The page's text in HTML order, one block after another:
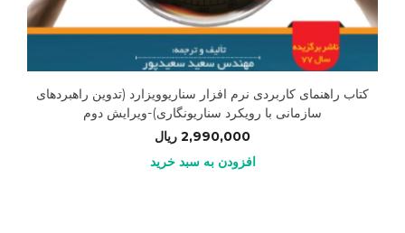
کتاب راهنمای کاربردی نرم افزار سناریوویزارد (تدوین راهبردهای
سازمانی با رویکرد سناریونگاری)-ویرایش دوم
2,990,000 ریال
افزودن به سبد خرید